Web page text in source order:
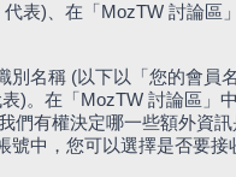
表)、在「MozTW 討論區
別名稱 (以下以「您的會員
)。在「MozTW 討論區
們有權決定哪一些額外資
中，您可以選擇是否要接